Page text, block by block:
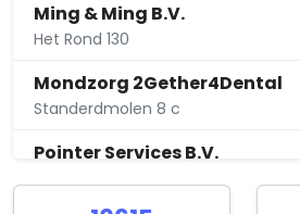
Ming & Ming B.V.
Het Rond 130
Mondzorg 2Gether4Dental
Standerdmolen 8 c
Pointer Services B.V.